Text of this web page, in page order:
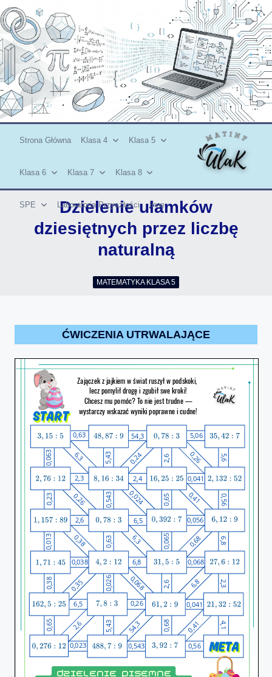
Skip
to
content
Strona Główna Klasa 4 Klasa 5
Klasa 6 Klasa 7 Klasa 8
SPE Laboratoria Przyszłości Inne
Dzielenie ułamków
dziesiętnych przez liczbę
naturalną
MATEMATYKA KLASA 5
ĆWICZENIA UTRWALAJĄCE